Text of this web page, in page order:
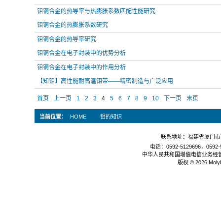
钼铜合金的热导率与热膨胀系数匹配性能研究
钼铜合金的热膨胀系数研究
钼铜合金的热导率研究
钼铜合金在电子封装中的优势分析
钼铜合金在电子封装中的作用分析
【知钼】高性能耐高温钼带——精密制造与广泛应用
首页 上一页 1 2 3 4 5 6 7 8 9 10 下一页 末页
当前位置： HOME 钼的知识
联系地址：福建省厦门
电话：0592-5129696，
中华人民共和国增值电信业务经
版权 © 2026